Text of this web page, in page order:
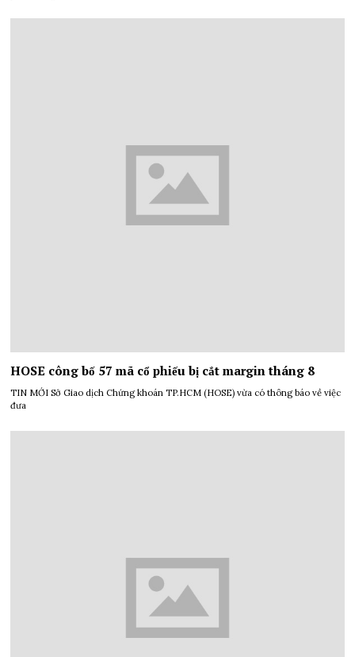
HOSE công bố 57 mã cổ phiếu bị cắt margin tháng 8
TIN MỚI Sở Giao dịch Chứng khoán TP.HCM (HOSE) vừa có thông báo về việc
đưa